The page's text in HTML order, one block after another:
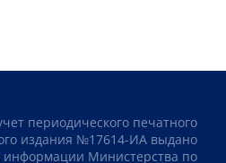
периодического печатного
издания №17614-ИА выдано
информации Министерства по